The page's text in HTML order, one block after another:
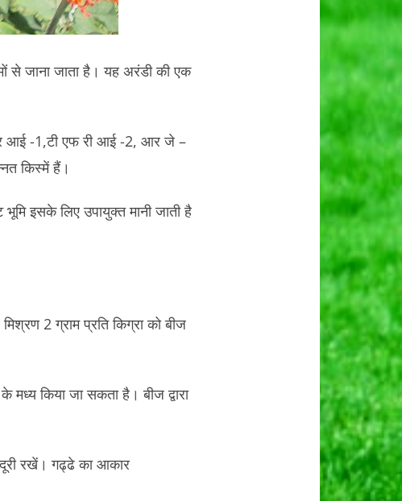
से जाना जाता है। यह अरंडी की एक
आई -1,टी एफ री आई -2, आर जे –
किस्में हैं।
इसके लिए उपायुक्त मानी जाती है
2 ग्राम प्रति किग्रा को बीज
मध्य किया जा सकता है। बीज द्वारा
दूरी रखें। गढ्ढे का आकार